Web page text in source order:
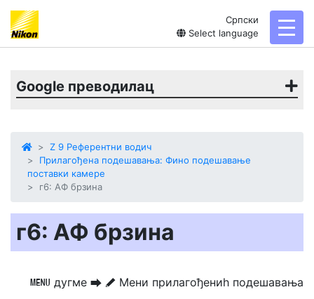
Српски
Select language
Google преводилац
Z 9 Референтни водич
Прилагођена подешавања: Фино подешавање
поставки камере
г6: АФ брзина
г6: АФ брзина
G дугме U A Мени прилагођениһ подешавања